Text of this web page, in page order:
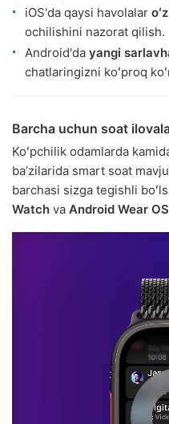
iOS'da qaysi havolalar
ochilishini nazorat qilish.
Android'da yangi
chatlaringizni koʻproq
Barcha uchun soat
Koʻpchilik odamlarda
baʼzilarida smart soat
barchasi sizga tegishli
Watch va Android Wear OS